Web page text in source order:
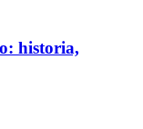
historia,